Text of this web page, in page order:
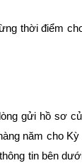
thời điểm
gửi hồ sơ
năm cho Kỳ
tin bên